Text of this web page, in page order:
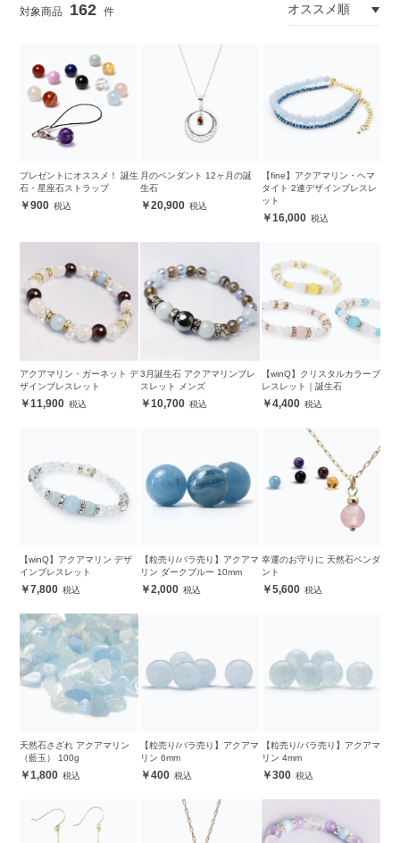
162
プレゼントにオススメ！ 誕生
石・星座石ストラップ
900
月のペンダント 12ヶ月の誕
生石
20,900
【fine】アクアマリン・ヘマ
タイト 2連デザインブレスレ
ット
16,000
アクアマリン・ガーネット デ
ザインブレスレット
11,900
3月誕生石 アクアマリンブレ
スレット メンズ
10,700
【winQ】クリスタルカラーブ
レスレット｜誕生石
4,400
【winQ】アクアマリン デザ
インブレスレット
7,800
【粒売り/バラ売り】アクアマ
リン ダークブルー 10mm
2,000
幸運のお守りに 天然石ペンダ
ント
5,600
天然石さざれ アクアマリン
（藍玉） 100g
1,800
【粒売り/バラ売り】アクアマ
リン 6mm
400
【粒売り/バラ売り】アクアマ
リン 4mm
300